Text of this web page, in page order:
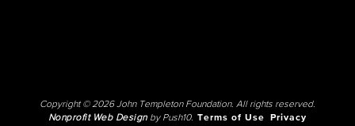
Copyright © 2026 John Templeton Foundation. All rights reserved.
Nonprofit Web Designby Push10. Terms of Use
Privacy